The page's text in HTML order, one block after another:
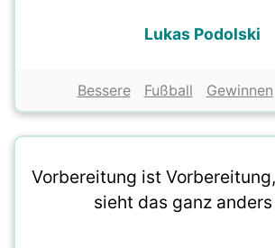
Lukas Podolski
Bessere Fußball Gewinnen
Vorbereitung ist
sieht das ganz anders